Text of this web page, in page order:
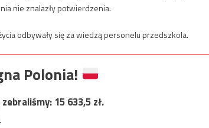
nie znalazły potwierdzenia.
odbywały się za wiedzą personelu przedszkola.
Polonia!
zebraliśmy:15 633,5zł.